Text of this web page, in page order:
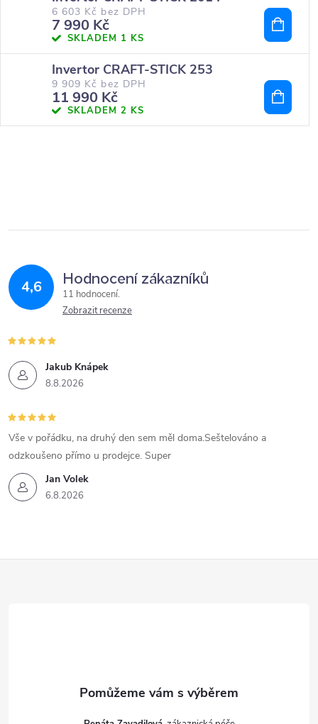
6 603 Kč bez DPH
7 990 Kč
SKLADEM 1 KS
Invertor CRAFT-STICK 253
9 909 Kč bez DPH
11 990 Kč
SKLADEM 2 KS
4,6 Hodnocení zákazníků
11 hodnocení
Zobrazit recenze
Jakub Knápek
8.8.2026
Jan Volek
6.8.2026
Vše v pořádku, na druhý den sem měl doma.Seštelováno a
odzkoušeno přímo u prodejce. Super